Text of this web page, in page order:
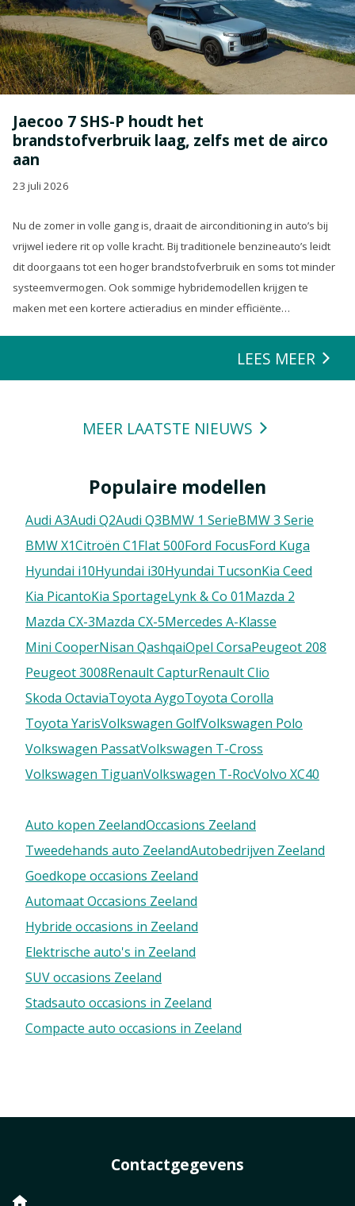
Jaecoo 7 SHS-P houdt het
brandstofverbruik laag, zelfs met de airco
aan
23 juli 2026
Nu de zomer in volle gang is, draait de airconditioning in auto’s bij
vrijwel iedere rit op volle kracht. Bij traditionele benzineauto’s leidt
dit doorgaans tot een hoger brandstofverbruik en soms tot minder
systeemvermogen. Ook sommige hybridemodellen krijgen te
maken met een kortere actieradius en minder efficiënte
LEES MEER
MEER LAATSTE NIEUWS
Populaire modellen
Audi A3Audi Q2Audi Q3BMW 1 SerieBMW 3 Serie
BMW X1Citroën C1FIat 500Ford FocusFord Kuga
Hyundai i10Hyundai i30Hyundai TucsonKia Ceed
Kia PicantoKia SportageLynk & Co 01Mazda 2
Mazda CX-3Mazda CX-5Mercedes A-Klasse
Mini CooperNisan QashqaiOpel CorsaPeugeot 208
Peugeot 3008Renault CapturRenault Clio
Skoda OctaviaToyota AygoToyota Corolla
Toyota YarisVolkswagen GolfVolkswagen Polo
Volkswagen PassatVolkswagen T-Cross
Volkswagen TiguanVolkswagen T-RocVolvo XC40
Auto kopen ZeelandOccasions Zeeland
Tweedehands auto ZeelandAutobedrijven Zeeland
Goedkope occasions Zeeland
Automaat Occasions Zeeland
Hybride occasions in Zeeland
Elektrische auto's in Zeeland
SUV occasions Zeeland
Stadsauto occasions in Zeeland
Compacte auto occasions in Zeeland
Contactgegevens